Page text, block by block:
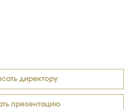
директору
презентацию